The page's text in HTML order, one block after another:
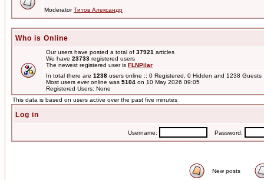
ModeratorТитов Александр
Who is Online
Our users have posted a total of 37921 articles
We have 23733 registered users
The newest registered user is FLNPilar
In total there are 1238 users online :: 0 Registered, 0 Hidden and 1238
Most users ever online was 5104 on 10 May 2026 09:05
Registered Users: None
This data is based on users active over the past five minutes
Log in
Username: Password:
New posts